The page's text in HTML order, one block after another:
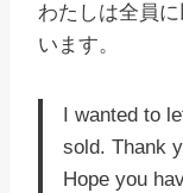
わたしは全員
います。
I wanted to
sold. Thank
Hope you